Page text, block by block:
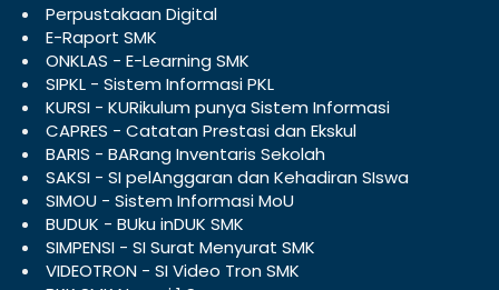
Perpustakaan Digital
E-Raport SMK
ONKLAS - E-Learning SMK
SIPKL - Sistem Informasi PKL
KURSI - KURikulum punya Sistem Informasi
CAPRES - Catatan Prestasi dan Ekskul
BARIS - BARang Inventaris Sekolah
SAKSI - SI pelAnggaran dan Kehadiran SIswa
SIMOU - Sistem Informasi MoU
BUDUK - BUku inDUK SMK
SIMPENSI - SI Surat Menyurat SMK
VIDEOTRON - SI Video Tron SMK